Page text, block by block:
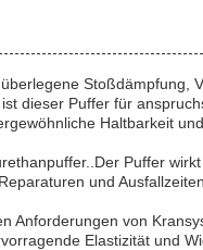
dieser Puffer für
Haltbarkeit
Puffer
und
Anforderungen von
Elastizität und